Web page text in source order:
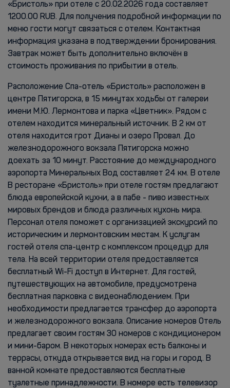
«Бристоль» при отеле с 20.02.2026 года составляет
1200.00 RUB. Для получения подробной информации по
меню гости могут связаться с отелем. Контактная
информация указана в подтверждении бронирования.
Завтрак может быть дополнительно включён в
стоимость проживания по прибытии в отель.
Расположение Спа-отель «Бристоль» расположен в
центре Пятигорска, в 15 минутах ходьбы от галереи
имени М.Ю. Лермонтова и парка «Цветник». Рядом с
отелем находится минеральный источник. В 2 км от
отеля находится грот Дианы и озеро Провал. До
железнодорожного вокзала Пятигорска можно
доехать за 10 минут. Расстояние до международного
аэропорта Минеральных Вод составляет 24 км. В отеле
В ресторане «Бристоль» при отеле гостям предлагают
блюда европейской кухни, а в пабе - пиво известных
мировых брендов и блюда различных кухонь мира.
Персонал отеля поможет с организацией экскурсий по
историческим и лермонтовским местам. К услугам
гостей отеля спа-центр с комплексом процедур для
тела. На всей территории отеля предоставляется
бесплатный Wi-Fi доступ в Интернет. Для гостей,
путешествующих на автомобиле, предусмотрена
бесплатная парковка с видеонаблюдением. При
необходимости предлагается трансфер до аэропорта
и железнодорожного вокзала. Описание номеров Отель
предлагает своим гостям 30 номеров с кондиционером
и мини-баром. В некоторых номерах есть балконы и
террасы, откуда открывается вид на горы и город. В
ванной комнате предоставляются бесплатные
туалетные принадлежности. В номере есть телевизор